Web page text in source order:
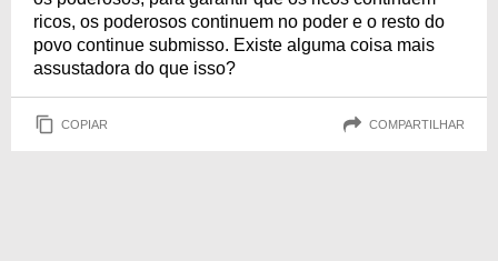
ricos, os poderosos continuem no poder e o resto do
povo continue submisso. Existe alguma coisa mais
assustadora do que isso?
COPIAR COMPARTILHAR